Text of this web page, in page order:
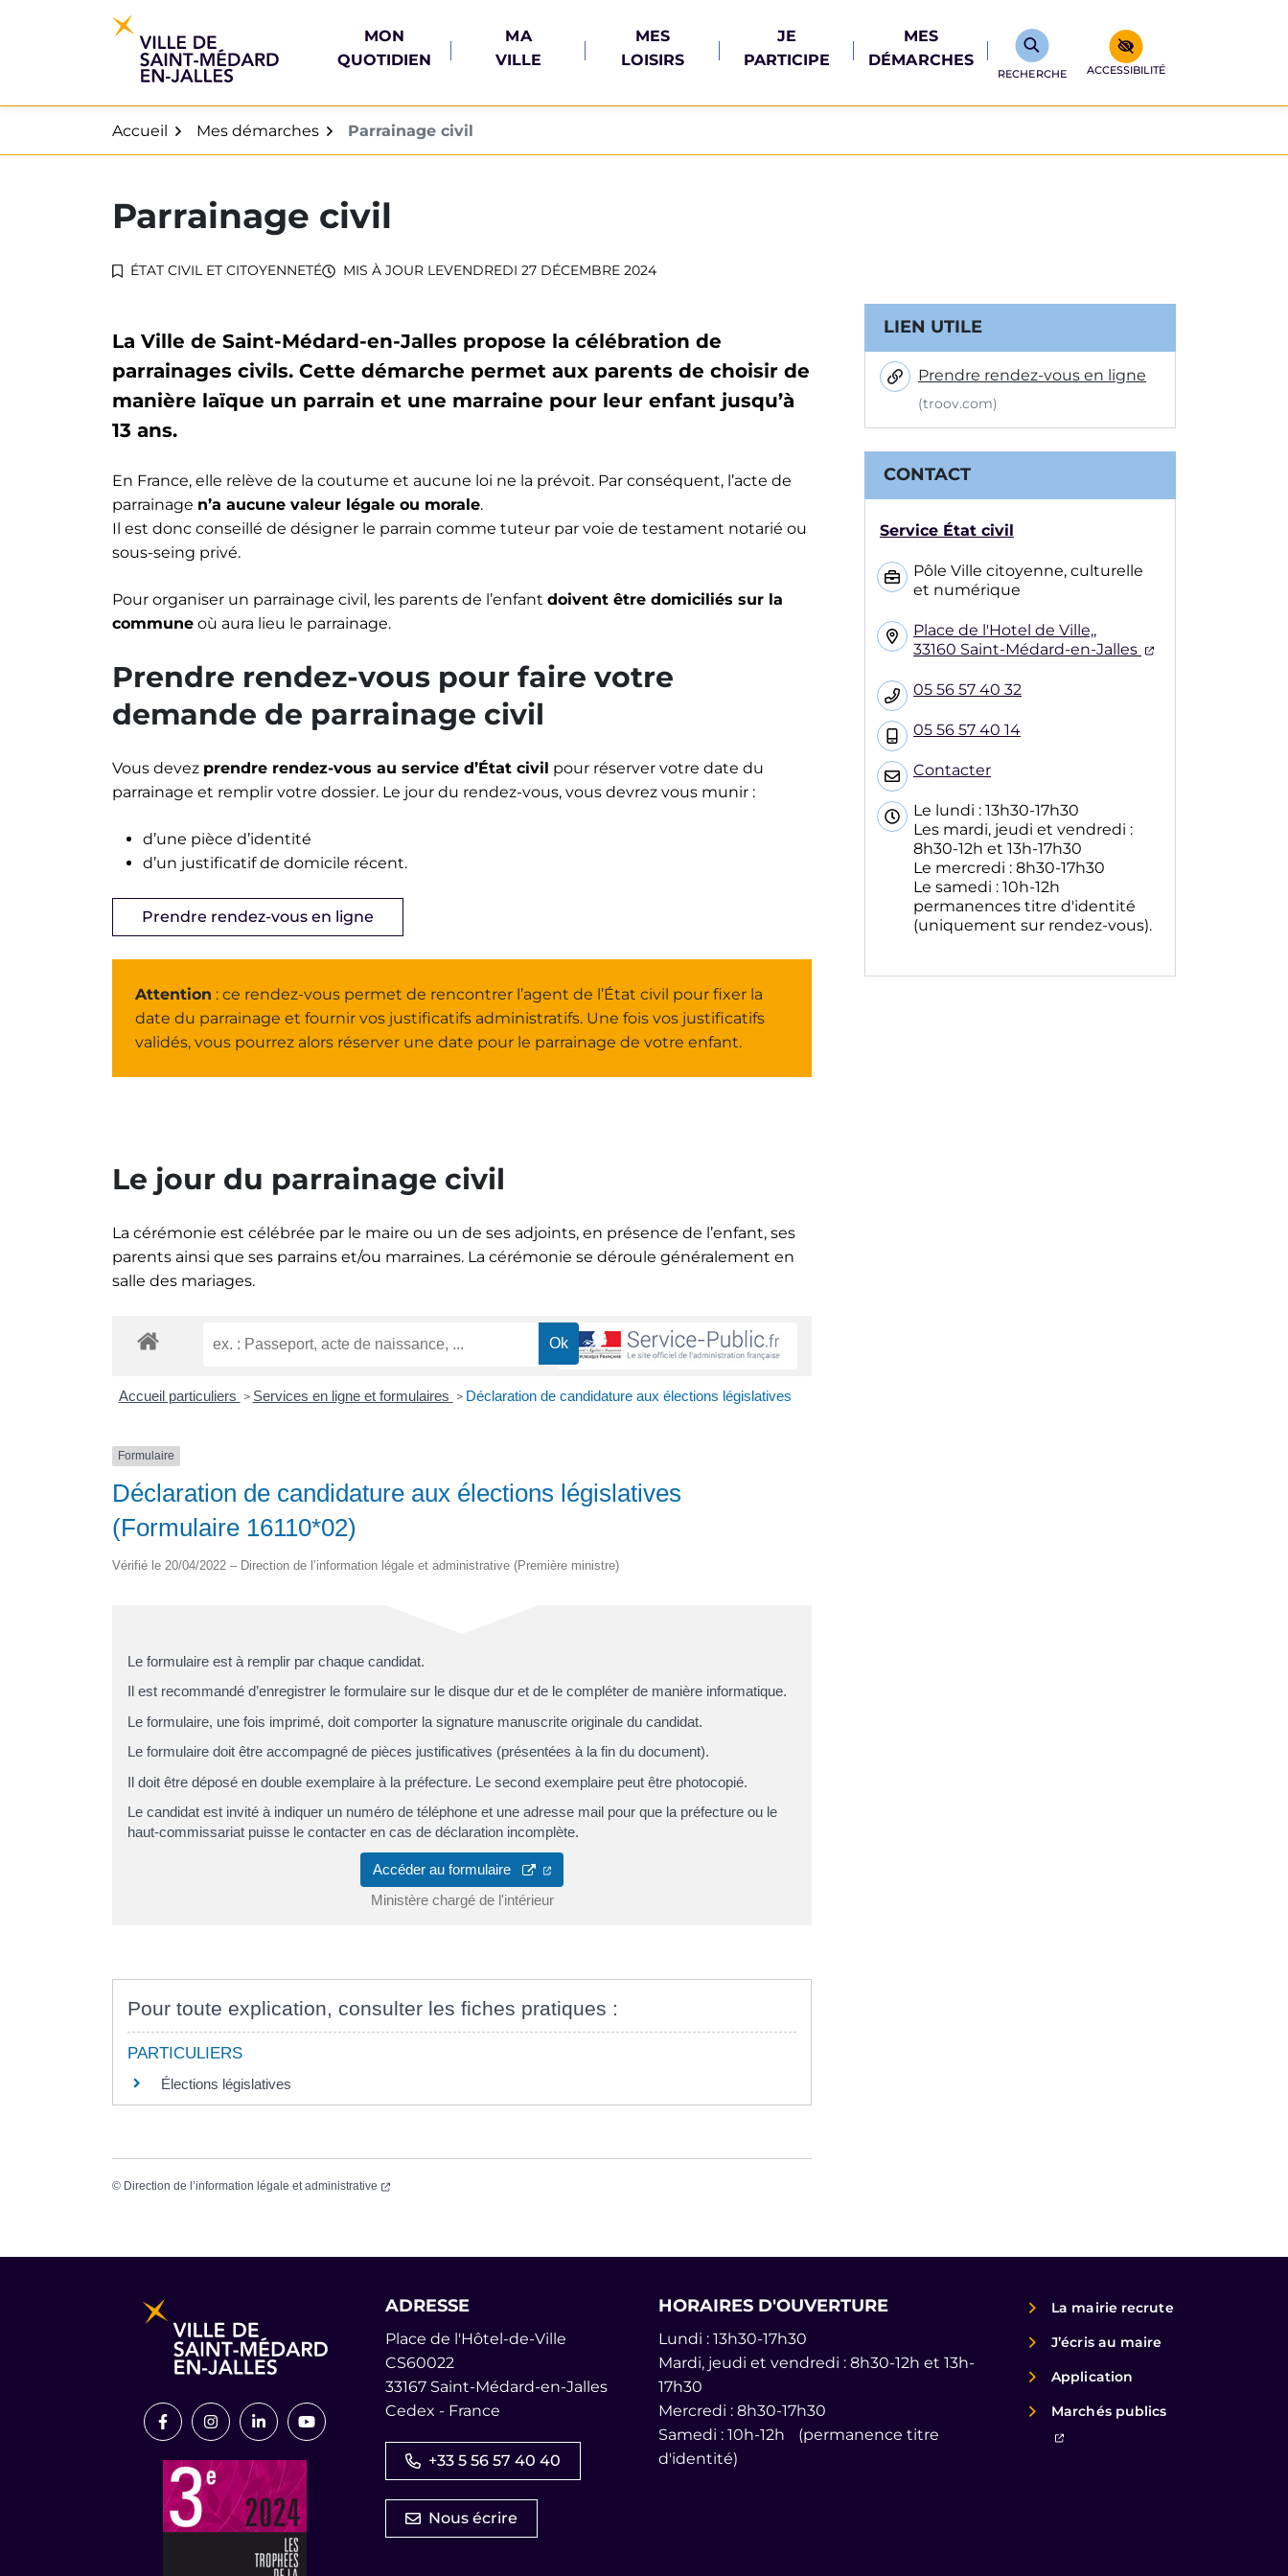
MON
QUOTIDIEN
MA
VILLE
MES
LOISIRS
JE
PARTICIPE
MES
DÉMARCHES
RECHERCHE ACCESSIBILITÉ
Accueil Mes démarches Parrainage civil
Parrainage civil
ÉTAT CIVIL ET CITOYENNETÉ MIS À JOUR LEVENDREDI 27 DÉCEMBRE 2024
La Ville de Saint-Médard-en-Jalles propose la célébration de
parrainages civils. Cette démarche permet aux parents de choisir de
manière laïque un parrain et une marraine pour leur enfant jusqu’à
13 ans.
En France, elle relève de la coutume et aucune loi ne la prévoit. Par conséquent, l’acte de
parrainage n’a aucune valeur légale ou morale.
Il est donc conseillé de désigner le parrain comme tuteur par voie de testament notarié ou
sous-seing privé.
Pour organiser un parrainage civil, les parents de l’enfant doivent être domiciliés sur la
commune où aura lieu le parrainage.
Prendre rendez-vous pour faire votre
demande de parrainage civil
Vous devez prendre rendez-vous au service d’État civil pour réserver votre date du
parrainage et remplir votre dossier. Le jour du rendez-vous, vous devrez vous munir :
d’une pièce d’identité
d’un justificatif de domicile récent.
Prendre rendez-vous en ligne
Attention : ce rendez-vous permet de rencontrer l’agent de l’État civil pour fixer la
date du parrainage et fournir vos justificatifs administratifs. Une fois vos justificatifs
validés, vous pourrez alors réserver une date pour le parrainage de votre enfant.
Le jour du parrainage civil
La cérémonie est célébrée par le maire ou un de ses adjoints, en présence de l’enfant, ses
parents ainsi que ses parrains et/ou marraines. La cérémonie se déroule généralement en
salle des mariages.
Accueil particuliers > Services en ligne et formulaires > Déclaration de candidature aux élections législatives
Formulaire
Déclaration de candidature aux élections législatives
(Formulaire 16110*02)
Vérifié le 20/04/2022 – Direction de l’information légale et administrative (Première ministre)
Le formulaire est à remplir par chaque candidat.
Il est recommandé d’enregistrer le formulaire sur le disque dur et de le compléter de manière informatique.
Le formulaire, une fois imprimé, doit comporter la signature manuscrite originale du candidat.
Le formulaire doit être accompagné de pièces justificatives (présentées à la fin du document).
Il doit être déposé en double exemplaire à la préfecture. Le second exemplaire peut être photocopié.
Le candidat est invité à indiquer un numéro de téléphone et une adresse mail pour que la préfecture ou le
haut-commissariat puisse le contacter en cas de déclaration incomplète.
Accéder au formulaire
(ouverture dans un nouvel onglet)
Ministère chargé de l'intérieur
Pour toute explication, consulter les fiches pratiques :
PARTICULIERS
Élections législatives
© Direction de l’information légale et administrative (ouverture dans un nouvel onglet)
Informations
LIEN UTILE
Prendre rendez-vous en ligne
(troov.com)
CONTACT
Service État civil
Pôle Ville citoyenne, culturelle
et numérique
Place de l'Hotel de Ville,,
33160 Saint-Médard-en-Jalles
(ouverture dans
05 56 57 40 32
05 56 57 40 14
Contacter
Le lundi : 13h30-17h30
Les mardi, jeudi et vendredi :
8h30-12h et 13h-17h30
Le mercredi : 8h30-17h30
Le samedi : 10h-12h
permanences titre d'identité
(uniquement sur rendez-vous).
Lien vers le compte Facebook
Lien vers le compte Instagram
Lien vers le compte Linkedin
Lien vers la chaîne Youtube
ADRESSE
Place de l'Hôtel-de-Ville
CS60022
33167 Saint-Médard-en-Jalles
Cedex - France
+33 5 56 57 40 40
Nous écrire
HORAIRES D'OUVERTURE
Lundi : 13h30-17h30
Mardi, jeudi et vendredi : 8h30-12h et 13h-
17h30
Mercredi : 8h30-17h30
Samedi : 10h-12h (permanence titre
d'identité)
La mairie recrute
J’écris au maire
Application
Marchés publics
(ouverture dans un nouvel